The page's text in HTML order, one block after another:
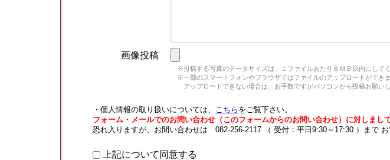
画像投稿
※投稿する写真のデータサイズは、１ファイルあたり８ＭＢ以内にして
※一部のスマートフォンやブラウザではファイルのアップロードができ
アップロードできない場合は、お手数ですがパソコンから投稿お願いし
・個人情報の取り扱いについては、 こちら をご覧下さい。
フォーム・メールでのお問い合わせ（このフォームからのお問い合わせ）に対しまし
恐れ入りますが、お問い合わせは 082-256-2117 （ 受付：平日9:30～17:30 ）まで お
上記について同意する